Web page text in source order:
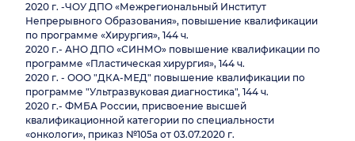
2020 г. -ЧОУ ДПО «Межрегиональный Институт
Непрерывного Образования», повышение квалификации
по программе «Хирургия», 144 ч.
2020 г.- АНО ДПО «СИНМО» повышение квалификации по
программе «Пластическая хирургия», 144 ч.
2020 г. - ООО "ДКА-МЕД" повышение квалификации по
программе "Ультразвуковая диагностика", 144 ч.
2020 г.- ФМБА России, присвоение высшей
квалификационной категории по специальности
«онкологи», приказ №105а от 03.07.2020 г.